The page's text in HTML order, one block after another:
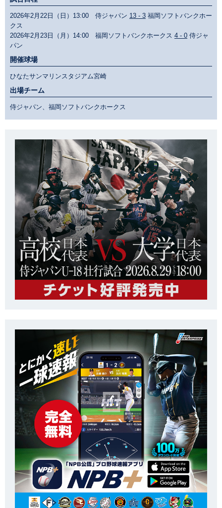
2026年2月22日（日）13:00 侍ジャパン 13 - 3 福岡ソフトバンクホー
クス
2026年2月23日（月）14:00 福岡ソフトバンクホークス 4 - 0 侍ジャ
パン
開催球場
ひなたサンマリンスタジアム宮崎
出場チーム
侍ジャパン、福岡ソフトバンクホークス